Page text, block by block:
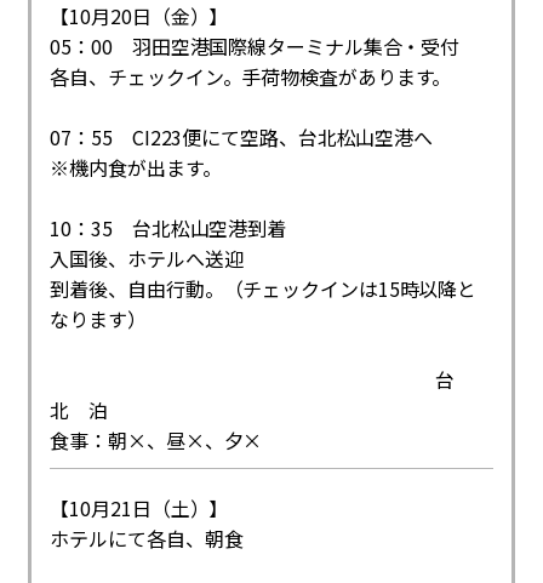
【10月20日（金）】
05：00 羽田空港国際線ターミナル集合・受付
各自、チェックイン。手荷物検査があります。
07：55 CI223便にて空路、台北松山空港へ
※機内食が出ます。
10：35 台北松山空港到着
入国後、ホテルへ送迎
到着後、自由行動。（チェックインは15時以降と
なります）
台
北 泊
食事：朝×、昼×、夕×
【10月21日（土）】
ホテルにて各自、朝食